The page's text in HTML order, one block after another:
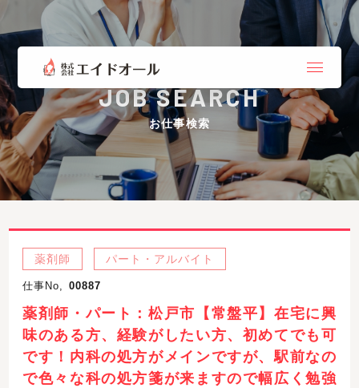
JOB SEARCH
お仕事検索
薬剤師 パート・アルバイト
仕事No, 00887
薬剤師・パート：松戸市【常盤平】在宅に興
味のある方、経験がしたい方、初めてでも可
です！内科の処方がメインですが、駅前なの
で色々な科の処方箋が来ますので幅広く勉強